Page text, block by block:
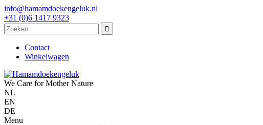
info@hamamdoekengeluk.nl
+31 (0)6 1417 9323
Contact
Winkelwagen
We Care for Mother Nature
NL
EN
DE
Menu